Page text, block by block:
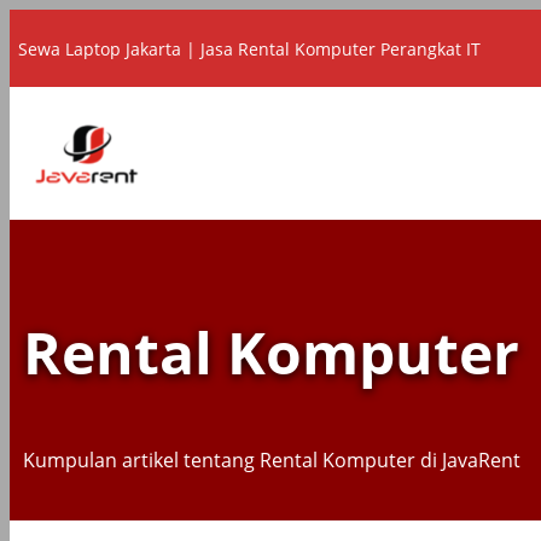
ke
konten
Sewa Laptop Jakarta | Jasa Rental Komputer Perangkat IT
Rental Komputer
Kumpulan artikel tentang Rental Komputer di JavaRent